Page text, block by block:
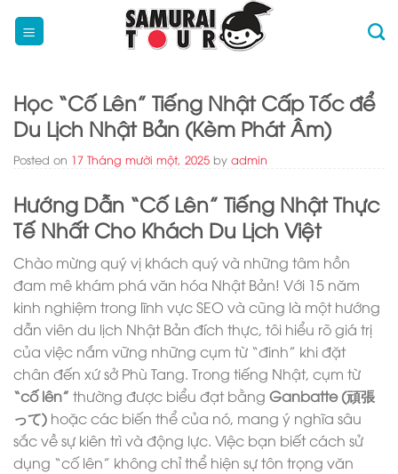
Học “Cố Lên” Tiếng Nhật Cấp Tốc để
Du Lịch Nhật Bản (Kèm Phát Âm)
Posted on 17 Tháng mười một, 2025 by admin
Hướng Dẫn “Cố Lên” Tiếng Nhật Thực
Tế Nhất Cho Khách Du Lịch Việt
Chào mừng quý vị khách quý và những tâm hồn
đam mê khám phá văn hóa Nhật Bản! Với 15 năm
kinh nghiệm trong lĩnh vực SEO và cũng là một hướng
dẫn viên du lịch Nhật Bản đích thực, tôi hiểu rõ giá trị
của việc nắm vững những cụm từ “đinh” khi đặt
chân đến xứ sở Phù Tang. Trong tiếng Nhật, cụm từ
“cố lên” thường được biểu đạt bằng Ganbatte (頑張
って) hoặc các biến thể của nó, mang ý nghĩa sâu
sắc về sự kiên trì và động lực. Việc bạn biết cách sử
dụng “cố lên” không chỉ thể hiện sự tôn trọng văn